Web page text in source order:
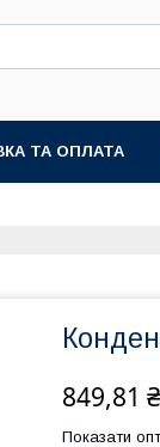
ТА ОПЛАТА
849,81 ₴
Показати